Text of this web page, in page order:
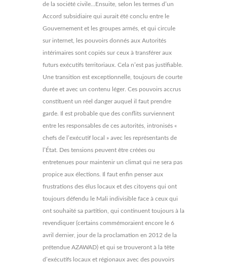
de la société civile…Ensuite, selon les termes d’un
Accord subsidiaire qui aurait été conclu entre le
Gouvernement et les groupes armés, et qui circule
sur internet, les pouvoirs donnés aux Autorités
intérimaires sont copiés sur ceux à transférer aux
futurs exécutifs territoriaux. Cela n’est pas justifiable.
Une transition est exceptionnelle, toujours de courte
durée et avec un contenu léger. Ces pouvoirs accrus
constituent un réel danger auquel il faut prendre
garde. Il est probable que des conflits surviennent
entre les responsables de ces autorités, intronisés «
chefs de l’exécutif local » avec les représentants de
l’État. Des tensions peuvent être créées ou
entretenues pour maintenir un climat qui ne sera pas
propice aux élections. Il faut enfin penser aux
frustrations des élus locaux et des citoyens qui ont
toujours défendu le Mali indivisible face à ceux qui
ont souhaité sa partition, qui continuent toujours à la
revendiquer (certains commémoraient encore le 6
avril dernier, jour de la proclamation en 2012 de la
prétendue AZAWAD) et qui se trouveront à la tête
d’exécutifs locaux et régionaux avec des pouvoirs